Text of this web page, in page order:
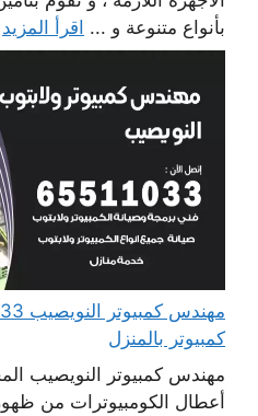
بأنواع متنوعة و ... اقرأ المزيد
كمبيوتر بالمنزل
مهندس كمبيوتر النويصيب
أعطال الكومبيوترات من